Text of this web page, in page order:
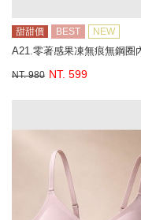
甜甜價 BEST NEW
A21.零著感果凍無痕無鋼圈
NT. 980 NT. 599